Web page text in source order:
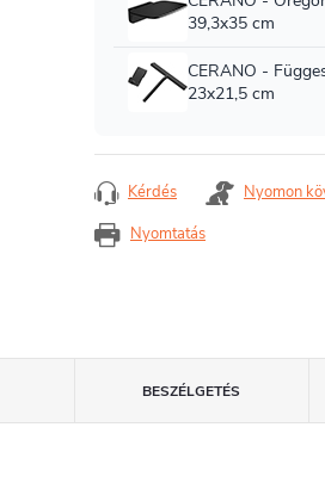
Nyomtatás
Kérdés Nyomon
BESZÉLGETÉS